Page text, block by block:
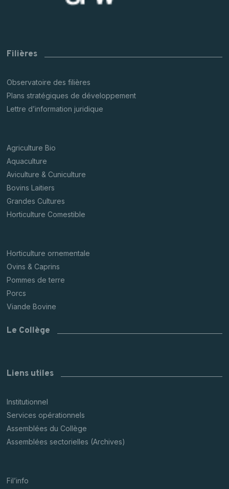
Filières
Observatoire des filières
Plans stratégiques de développement
Lettre d’information juridique
Agriculture Bio
Aquaculture
Aviculture & Cuniculture
Bovins Laitiers
Grandes Cultures
Horticulture Comestible
Horticulture ornementale
Ovins & Caprins
Pommes de terre
Porcs
Viande Bovine
Le Collège
Liens utiles
Institutionnel
Services opérationnels
Assemblées du Collège
Assemblées sectorielles (Archives)
Fil’info